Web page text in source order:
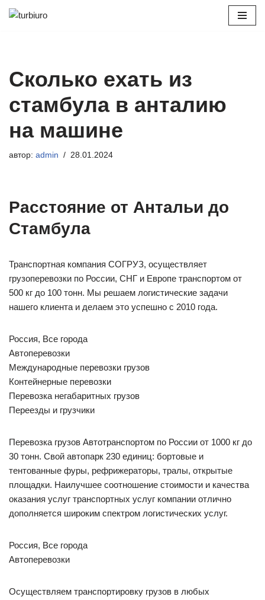
Сколько ехать из
стамбула в анталию
на машине
автор: admin 28.01.2024
Расстояние от Антальи до
Стамбула
Транспортная компания СОГРУЗ, осуществляет
грузоперевозки по России, СНГ и Европе транспортом от
500 кг до 100 тонн. Мы решаем логистические задачи
нашего клиента и делаем это успешно с 2010 года.
Россия, Все города
Автоперевозки
Международные перевозки грузов
Контейнерные перевозки
Перевозка негабаритных грузов
Переезды и грузчики
Перевозка грузов Автотранспортом по России от 1000 кг до
30 тонн. Свой автопарк 230 единиц: бортовые и
тентованные фуры, рефрижераторы, тралы, открытые
площадки. Наилучшее соотношение стоимости и качества
оказания услуг транспортных услуг компании отлично
дополняется широким спектром логистических услуг.
Россия, Все города
Автоперевозки
Осуществляем транспортировку грузов в любых